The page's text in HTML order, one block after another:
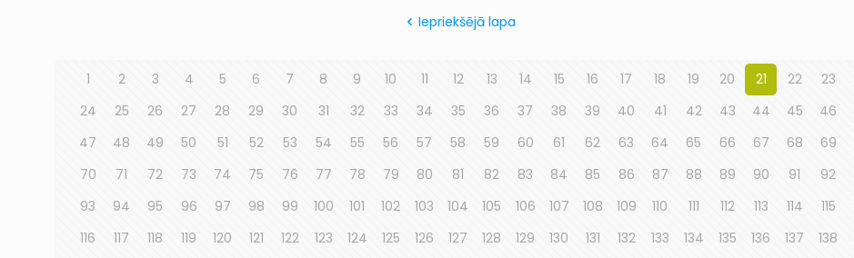
Iepriekšējā lapa
1 2 3 4 5 6 7 8 9 10 11 12 13 14 15 16 17 18 19 20 21 22
23
24
25 26 27 28 29 30 31 32 33 34 35 36 37 38 39 40 41 42 43 44 45
46
47
48 49 50 51 52 53 54 55 56 57 58 59 60 61 62 63 64 65 66 67 68
69
70
71 72 73 74 75 76 77 78 79 80 81 82 83 84 85 86 87 88 89 90 91
92
93
94 95 96 97 98 99 100 101 102 103 104 105 106 107 108 109 110 111 112 113 114
115
116
117 118 119 120 121 122 123 124 125 126 127 128 129 130 131 132 133 134 135 136 137
138